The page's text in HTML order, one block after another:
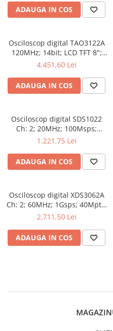
ADAUGA IN COS
Osciloscop digital TAO3122A
120MHz; 14bit; LCD TFT 8";
Ch: 2; 1Gsps; 40Mpts integrat
4.451,60 Lei
ADAUGA IN COS
Osciloscop digital SDS1022
Ch: 2; 20MHz; 100Msps;
10kpts; LCD 7"S; 15W care
avansat
1.221,75 Lei
ADAUGA IN COS
Osciloscop digital XDS3062A
Ch: 2; 60MHz; 1Gsps; 40Mpts;
LCD TFT 8"; XDS care ofera
2.711,50 Lei
ADAUGA IN COS